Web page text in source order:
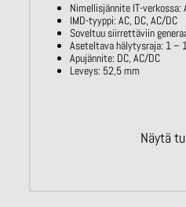
Nimellisjännite IT-
IMD-tyyppi: AC, DC, AC/DC
Soveltuu siirrettäviin
Aseteltava hälytysraja: 1 –
Apujännite: DC, AC/DC
Leveys: 52,5 mm
Näytä